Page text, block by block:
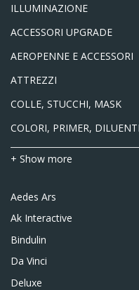
ILLUMINAZIONE
ACCESSORI UPGRADE
AEROPENNE E ACCESSORI
ATTREZZI
COLLE, STUCCHI, MASK
COLORI, PRIMER,
+ Show more
Aedes Ars
Ak Interactive
Bindulin
Da Vinci
Deluxe